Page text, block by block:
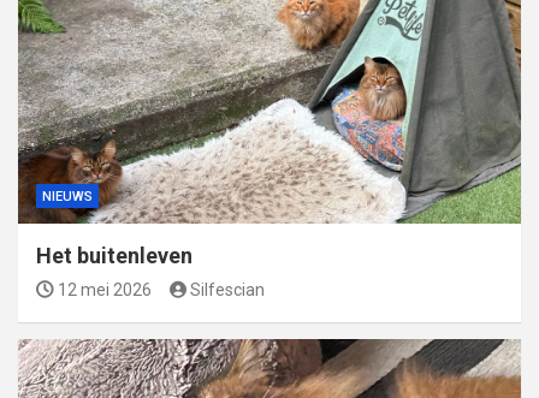
NIEUWS
Het buitenleven
12 mei 2026 Silfescian